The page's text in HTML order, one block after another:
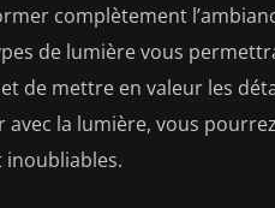
complètement
de lumière vous
de mettre en valeur les
avec la lumière, vous
inoubliables.